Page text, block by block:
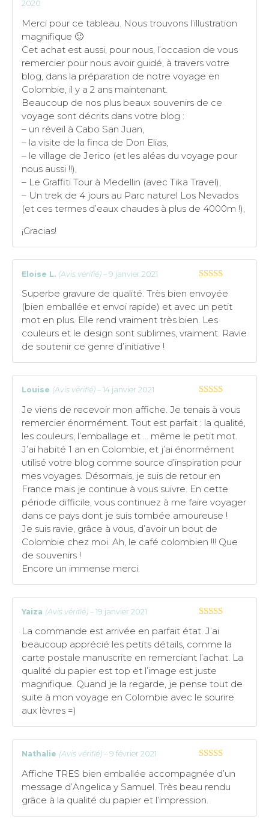
2020
Merci pour ce tableau. Nous trouvons l’illustration
magnifique 🙂
Cet achat est aussi, pour nous, l’occasion de vous
remercier pour nous avoir guidé, à travers votre
blog, dans la préparation de notre voyage en
Colombie, il y a 2 ans maintenant.
Beaucoup de nos plus beaux souvenirs de ce
voyage sont décrits dans votre blog :
– un réveil à Cabo San Juan,
– la visite de la finca de Don Elias,
– le village de Jerico (et les aléas du voyage pour
nous aussi !!),
– Le Graffiti Tour à Medellin (avec Tika Travel),
– Un trek de 4 jours au Parc naturel Los Nevados
(et ces termes d’eaux chaudes à plus de 4000m !),
¡Gracias!
Eloise L. (Avis vérifié) – 9 janvier 2021
Superbe gravure de qualité. Très bien envoyée
(bien emballée et envoi rapide) et avec un petit
mot en plus. Elle rend vraiment très bien. Les
couleurs et le design sont sublimes, vraiment. Ravie
de soutenir ce genre d’initiative !
Louise (Avis vérifié) – 14 janvier 2021
Je viens de recevoir mon affiche. Je tenais à vous
remercier énormément. Tout est parfait : la qualité,
les couleurs, l’emballage et … même le petit mot.
J’ai habité 1 an en Colombie, et j’ai énormément
utilisé votre blog comme source d’inspiration pour
mes voyages. Désormais, je suis de retour en
France mais je continue à vous suivre. En cette
période difficile, vous continuez à me faire voyager
dans ce pays dont je suis tombée amoureuse !
Je suis ravie, grâce à vous, d’avoir un bout de
Colombie chez moi. Ah, le café colombien !!! Que
de souvenirs !
Encore un immense merci.
Yaiza (Avis vérifié) – 19 janvier 2021
La commande est arrivée en parfait état. J’ai
beaucoup apprécié les petits détails, comme la
carte postale manuscrite en remerciant l’achat. La
qualité du papier est top et l’image est juste
magnifique. Quand je la regarde, je pense tout de
suite à mon voyage en Colombie avec le sourire
aux lèvres =)
Nathalie (Avis vérifié) – 9 février 2021
Affiche TRES bien emballée accompagnée d’un
message d’Angelica y Samuel. Très beau rendu
grâce à la qualité du papier et l’impression.